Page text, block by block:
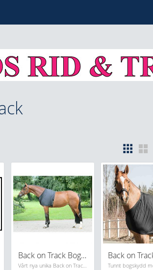
Back on Track Bogskydd
Vårt nya unika Back on Track bogskydd är en produkt som ökar blodcirkulationen runt bogarna, tack vare den unika funktionen av vårt Welltex®-material